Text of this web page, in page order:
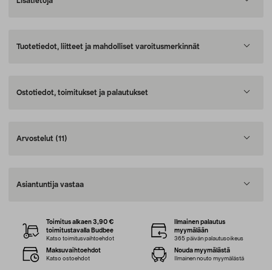
Tuotetiedot, liitteet ja mahdolliset varoitusmerkinnät
Ostotiedot, toimitukset ja palautukset
Arvostelut (11)
Asiantuntija vastaa
Toimitus alkaen 3,90 €
toimitustavalla Budbee
Katso toimitusvaihtoehdot
Ilmainen palautus
myymälään
365 päivän palautusoikeus
Maksuvaihtoehdot
Katso ostoehdot
Nouda myymälästä
Ilmainen nouto myymälästä